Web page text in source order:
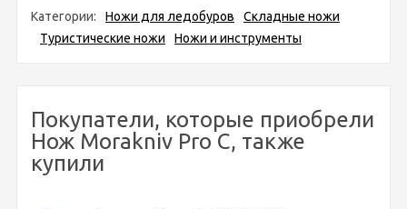
Категории: Ножи для ледобуров
Складные ножи
Туристические ножи
Ножи и инструменты
Покупатели, которые приобрели
Нож Morakniv Pro C, также
купили